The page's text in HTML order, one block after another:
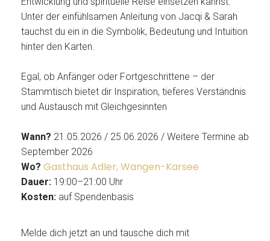
Unter der einfühlsamen Anleitung von Jacqi & Sarah
tauchst du ein in die Symbolik, Bedeutung und Intuition
hinter den Karten.
Egal, ob Anfänger oder Fortgeschrittene – der
Stammtisch bietet dir Inspiration, tieferes Verständnis
und Austausch mit Gleichgesinnten
Wann? 21.05.2026 / 25.06.2026 / Weitere Termine ab
September 2026
Wo? Gasthaus Adler, Wangen-Karsee
Dauer: 19:00–21:00 Uhr
Kosten: auf Spendenbasis
Melde dich jetzt an und tausche dich mit